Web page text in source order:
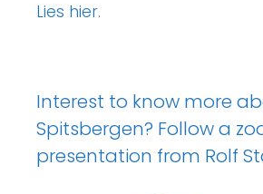
Lies hier.
Interest to know more
Spitsbergen? Follow a
presentation from Rolf